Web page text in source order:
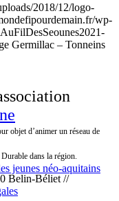
jeunes néo-aquitains
2018/12/logo-
wp-
2021-
Germillac – Tonneins
objet d’animer un réseau de
dans la région.
Belin-Béliet //